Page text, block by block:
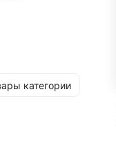
категории